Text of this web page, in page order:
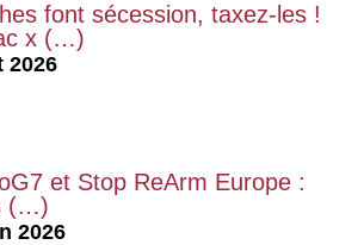
font sécession, taxez-les !
x (…)
2026
et Stop ReArm Europe :
(…)
2026